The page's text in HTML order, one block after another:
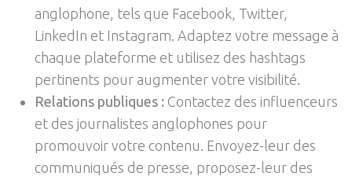
anglophone, tels que Facebook, Twitter,
LinkedIn et Instagram. Adaptez votre message à
chaque plateforme et utilisez des hashtags
pertinents pour augmenter votre visibilité.
Relations publiques : Contactez des influenceurs
et des journalistes anglophones pour
promouvoir votre contenu. Envoyez-leur des
communiqués de presse, proposez-leur des